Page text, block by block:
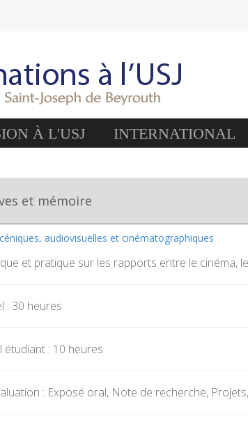
À L'USJ INTERNATIONAL
et mémoire
audiovisuelles et cinématographiques
et pratique sur les rapports entre le cinéma,
: 30 heures
étudiant : 10 heures
: Exposé oral, Note de recherche,